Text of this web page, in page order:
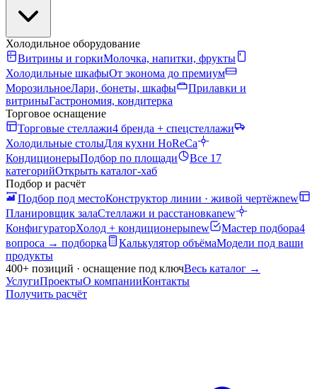
Холодильное оборудование
Витрины и горкиМолочка, напитки, фрукты
Холодильные шкафыОт эконома до премиум
МорозильноеЛари, бонеты, шкафы
Прилавки и
витриныГастрономия, кондитерка
Торговое оснащение
Торговые стеллажи4 бренда + спецстеллажи
Холодильные столыДля кухни HoReCa
КондиционерыПодбор по площади
Все 17
категорийОткрыть каталог-хаб
Подбор и расчёт
Подбор под местоКонструктор линии · живой чертёжnew
Планировщик залаСтеллажи и расстановкаnew
КонфигураторХолод + кондиционерыnew Мастер подбора4
вопроса → подборка
Калькулятор объёмаМодели под ваши
продукты
400+ позиций · оснащение под ключВесь каталог →
УслугиПроектыО компанииКонтакты
Получить расчёт